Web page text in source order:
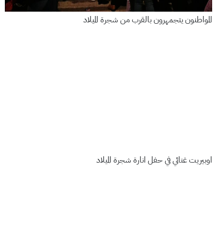
المواطنون يتجمهرون بالقرب من شجرة الميلاد
اوبيريت غنائي في حفل انارة شجرة الميلاد